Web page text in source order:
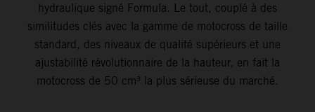
hydraulique signé Formula. Le tout, couplé à des
similitudes clés avec la gamme de motocross de taille
standard, des niveaux de qualité supérieurs et une
ajustabilité révolutionnaire de la hauteur, en fait la
motocross de 50 cm³ la plus sérieuse du marché.